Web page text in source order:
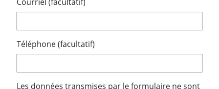
Téléphone (facultatif)
Les données transmises par le formulaire ne sont